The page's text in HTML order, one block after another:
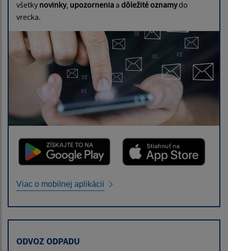
všetky novinky, upozornenia a dôležité oznamydo
vrecka.
Viac o mobilnej aplikácii
ODVOZ ODPADU